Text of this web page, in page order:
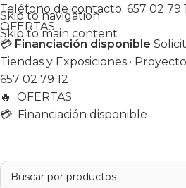
Skip to navigation
Skip to main content
Teléfono de contacto: 657 02 79
OFERTAS
💳 Financiación disponible
Tiendas y Exposiciones ·
657 02 79 12
🔥 OFERTAS
💳 Financiación disponible